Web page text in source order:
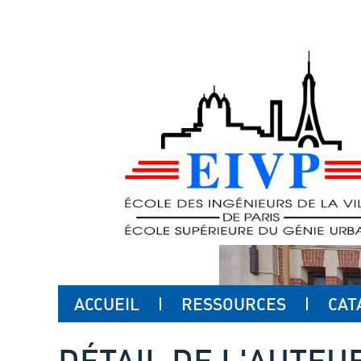
ACCUEIL RESSOURCES